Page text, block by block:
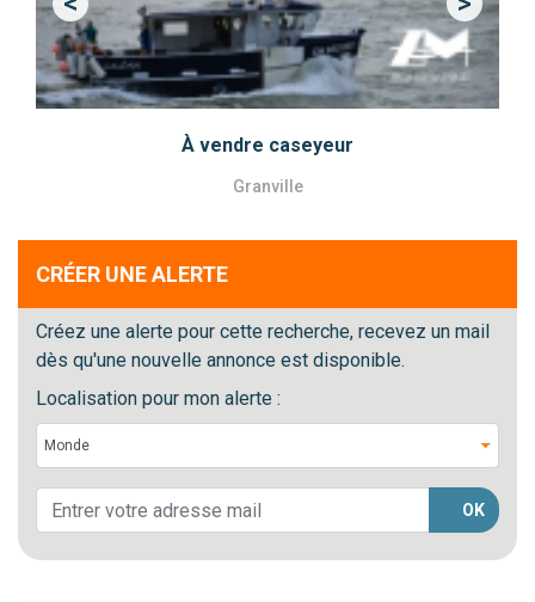
À vendre caseyeur
Granville
Previous Next
CRÉER UNE ALERTE
Créez une alerte pour cette recherche, recevez un mail
dès qu'une nouvelle annonce est disponible.
Localisation pour mon alerte :
OK